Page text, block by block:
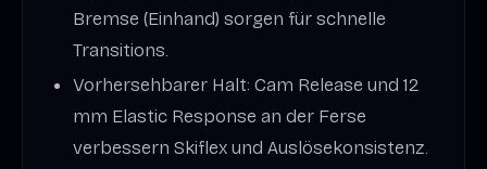
Bremse (Einhand) sorgen für schnelle
Transitions.
Vorhersehbarer Halt: Cam Release und 12
mm Elastic Response an der Ferse
verbessern Skiflex und Auslösekonsistenz.